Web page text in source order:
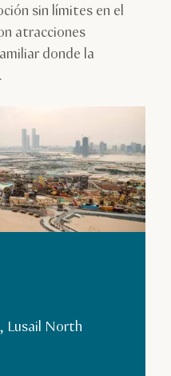
sin límites en el
atracciones
donde la
Lusail North